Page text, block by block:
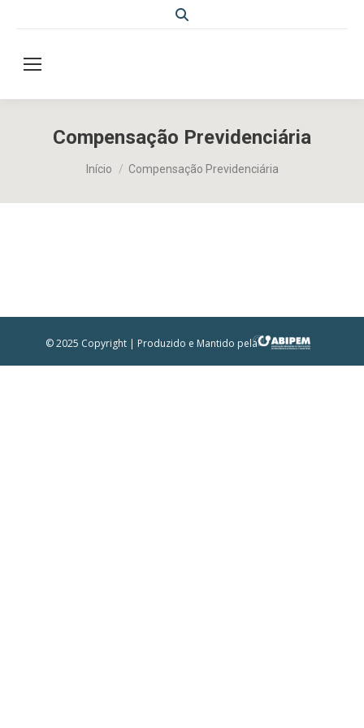
Search:
Compensação Previdenciária
Início Compensação Previdenciária
© 2025 Copyright | Produzido e Mantido pela